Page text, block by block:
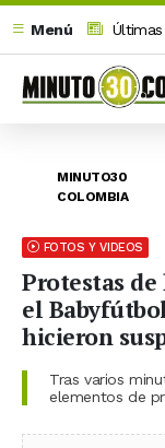
Menú
MINUTO30
COLOMBIA
FOTOS Y VIDEOS
Protestas
el
hicieron
Tras varios
elementos de